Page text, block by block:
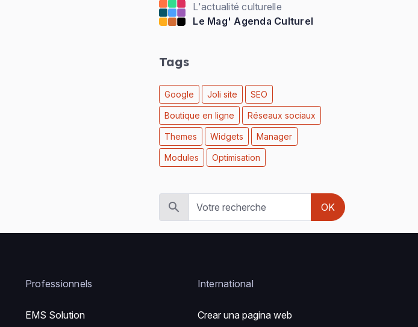
L'actualité culturelle
Le Mag' Agenda Culturel
Tags
Google Joli site SEO
Boutique en ligne Réseaux sociaux
Themes Widgets Manager
Modules Optimisation
OK
Professionnels
EMS Solution
International
Crear una pagina web